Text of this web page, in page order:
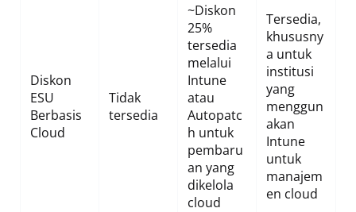
Diskon
ESU
Berbasis
Cloud
Tidak
tersedia
~Diskon
25%
tersedia
melalui
Intune
atau
Autopatc
h untuk
pembaru
an yang
dikelola
cloud
Tersedia,
khususny
a untuk
institusi
yang
menggun
akan
Intune
untuk
manajem
en cloud